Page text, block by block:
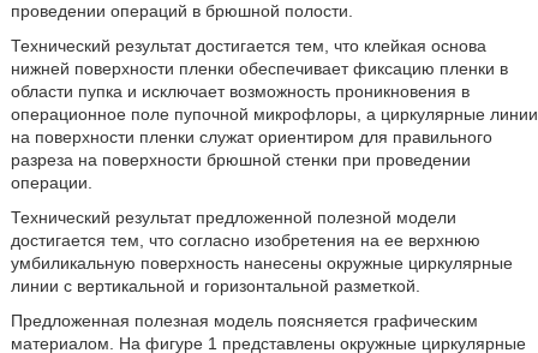
проведении операций в брюшной полости.
Технический результат достигается тем, что клейкая основа
нижней поверхности пленки обеспечивает фиксацию пленки в
области пупка и исключает возможность проникновения в
операционное поле пупочной микрофлоры, а циркулярные линии
на поверхности пленки служат ориентиром для правильного
разреза на поверхности брюшной стенки при проведении
операции.
Технический результат предложенной полезной модели
достигается тем, что согласно изобретения на ее верхнюю
умбиликальную поверхность нанесены окружные циркулярные
линии с вертикальной и горизонтальной разметкой.
Предложенная полезная модель поясняется графическим
материалом. На фигуре 1 представлены окружные циркулярные